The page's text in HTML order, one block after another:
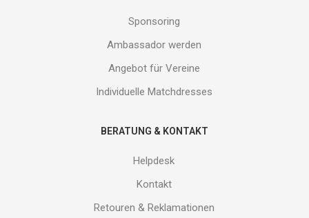
Sponsoring
Ambassador werden
Angebot für Vereine
Individuelle Matchdresses
BERATUNG & KONTAKT
Helpdesk
Kontakt
Retouren & Reklamationen